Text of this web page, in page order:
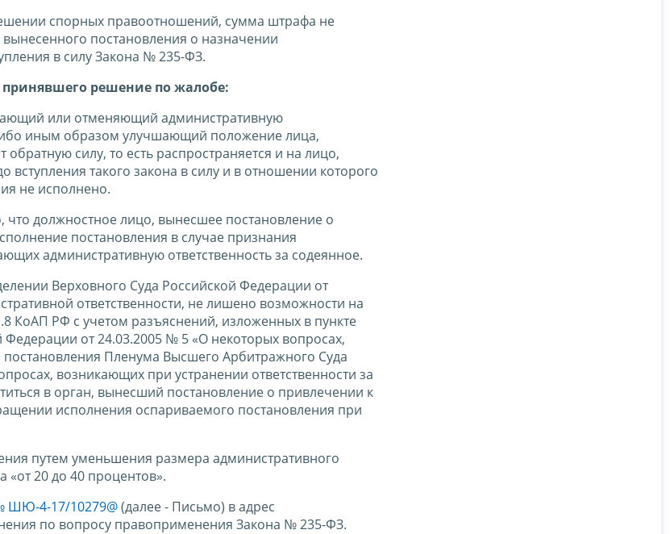
спорных правоотношений, сумма штрафа не
постановления о назначении
в силу Закона № 235-ФЗ.
решение по жалобе:
или отменяющий административную
иным образом улучшающий положение лица,
силу, то есть распространяется и на лицо,
такого закона в силу и в отношении которого
не исполнено.
должностное лицо, вынесшее постановление о
постановления в случае признания
административную ответственность за содеянное.
Верховного Суда Российской Федерации от
ответственности, не лишено возможности на
КоАП РФ с учетом разъяснений, изложенных в пункте
от 24.03.2005 № 5 «О некоторых вопросах,
Пленума Высшего Арбитражного Суда
возникающих при устранении ответственности за
в орган, вынесший постановление о привлечении к
исполнения оспариваемого постановления при
путем уменьшения размера административного
«от 20 до 40 процентов».
ШЮ-4-17/10279@(далее - Письмо) в адрес
по вопросу правоприменения Закона № 235-ФЗ.